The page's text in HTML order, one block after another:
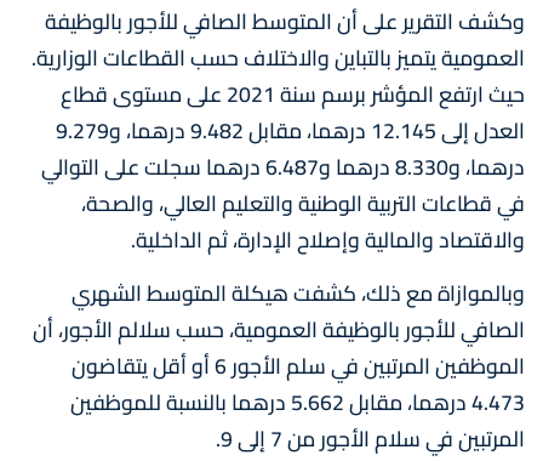
وكشف التقرير على أن المتوسط الصافي للأجور بالوظيفة
العمومية يتميز بالتباين والاختلاف حسب القطاعات الوزارية.
حيث ارتفع المؤشر برسم سنة 2021 على مستوى قطاع
العدل إلى 12.145 درهما، مقابل 9.482 درهما، و9.279
درهما، و8.330 درهما و6.487 درهما سجلت على التوالي
في قطاعات التربية الوطنية والتعليم العالي، والصحة،
والاقتصاد والمالية وإصلاح الإدارة، ثم الداخلية.
وبالموازاة مع ذلك، كشفت هيكلة المتوسط الشهري
الصافي للأجور بالوظيفة العمومية، حسب سلالم الأجور، أن
الموظفين المرتبين في سلم الأجور 6 أو أقل يتقاضون
4.473 درهما، مقابل 5.662 درهما بالنسبة للموظفين
المرتبين في سلام الأجور من 7 إلى 9.